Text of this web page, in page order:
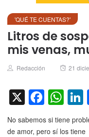
'QUÉ TE CUENTAS?'
Litros de
mis venas,
Author
Redacción
Posted
21
X
No sabemos si tiene
de amor, pero sí los tiene